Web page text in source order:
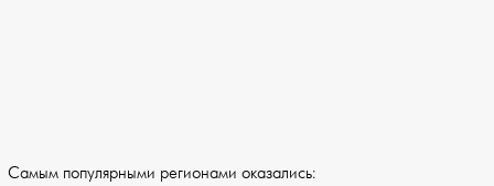
Самым популярными регионами оказались: